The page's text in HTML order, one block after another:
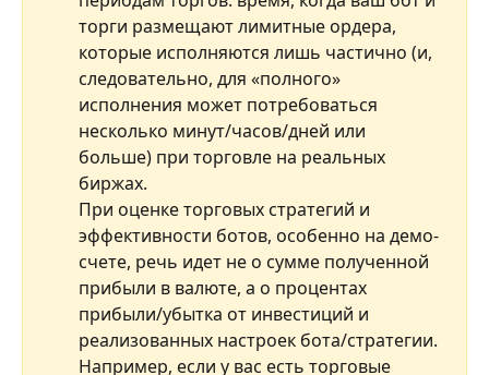
торги размещают лимитные ордера,
которые исполняются лишь частично (и,
следовательно, для «полного»
исполнения может потребоваться
несколько минут/часов/дней или
больше) при торговле на реальных
биржах.
При оценке торговых стратегий и
эффективности ботов, особенно на демо-
счете, речь идет не о сумме полученной
прибыли в валюте, а о процентах
прибыли/убытка от инвестиций и
реализованных настроек бота/стратегии.
Например, если у вас есть торговые